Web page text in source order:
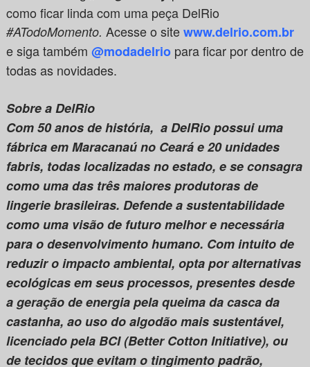
como ficar linda com uma peça DelRio
#ATodoMomento. Acesse o sitewww.delrio.com.br
e siga também @modadelriopara ficar por dentro de
todas as novidades.
Sobre a DelRio
Com 50 anos de história, a DelRio possui uma
fábrica em Maracanaú no Ceará e 20 unidades
fabris, todas localizadas no estado, e se consagra
como uma das três maiores produtoras de
lingerie brasileiras. Defende a sustentabilidade
como uma visão de futuro melhor e necessária
para o desenvolvimento humano. Com intuito de
reduzir o impacto ambiental, opta por alternativas
ecológicas em seus processos, presentes desde
a geração de energia pela queima da casca da
castanha, ao uso do algodão mais sustentável,
licenciado pela BCI (Better Cotton Initiative), ou
de tecidos que evitam o tingimento padrão,